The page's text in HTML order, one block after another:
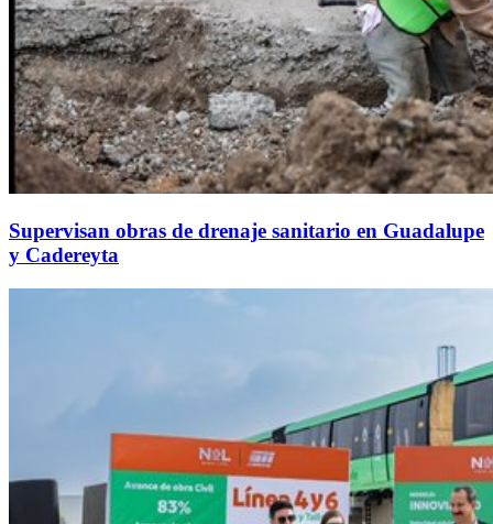
Supervisan obras de drenaje sanitario en Guadalupe
y Cadereyta